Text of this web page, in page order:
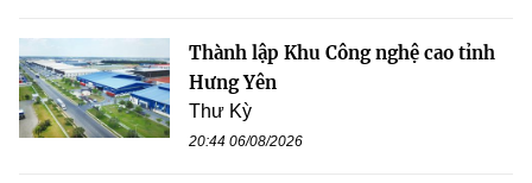
Thành lập Khu Công nghệ cao tỉnh
Hưng Yên
Thư Kỳ
20:44 06/08/2026